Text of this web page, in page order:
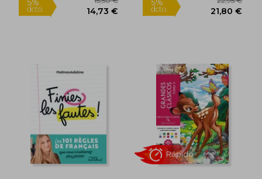
Rápido